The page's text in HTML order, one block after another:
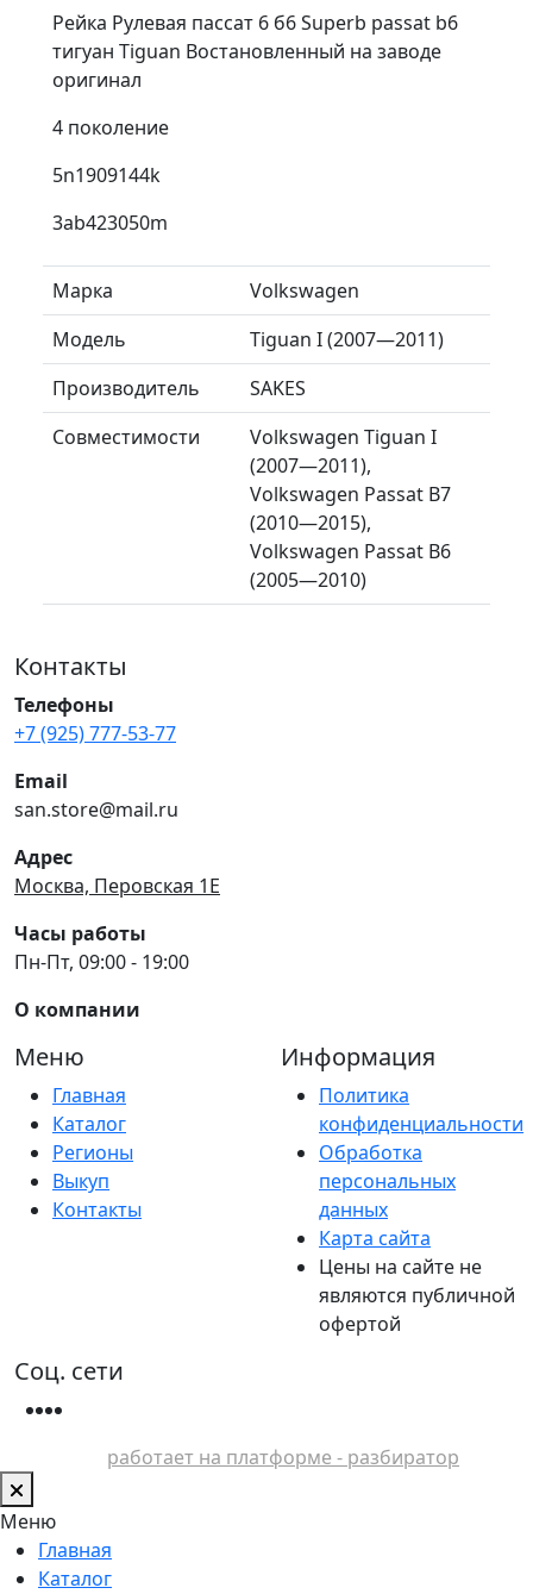
Рейка Рулевая пассат 6 б6 Superb passat b6
тигуан Tiguan Востановленный на заводе
оригинал
4 поколение
5n1909144k
3ab423050m
Марка
Volkswagen
Модель
Tiguan I (2007—2011)
Производитель
SAKES
Совместимости
Volkswagen Tiguan I
(2007—2011),
Volkswagen Passat B7
(2010—2015),
Volkswagen Passat B6
(2005—2010)
Контакты
Телефоны
+7 (925) 777-53-77
Email
san.store@mail.ru
Адрес
Москва, Перовская 1Е
Часы работы
Пн-Пт, 09:00 - 19:00
О компании
Меню
Главная
Каталог
Регионы
Выкуп
Контакты
Информация
Политика
конфиденциальности
Обработка
персональных
данных
Карта сайта
Цены на сайте не
являются публичной
офертой
Соц. сети
работает на платформе - разбиратор
Меню
Главная
Каталог